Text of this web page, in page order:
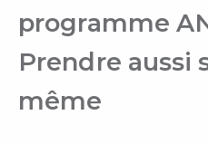
programme
Prendre aussi
même